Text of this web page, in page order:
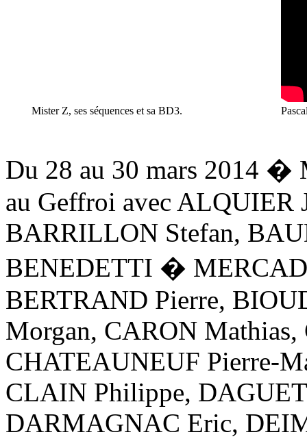
Mister Z, ses séquences et sa BD3.
Du 28 au 30 mars 2014 �
au Geffroi avec ALQUIER
BARRILLON Stefan,
BENEDETTI �
BERTRAND Pierre,
Morgan, CARON
CHATEAUNEUF Pierre-
CLAIN Philippe,
DARMAGNAC Eric,